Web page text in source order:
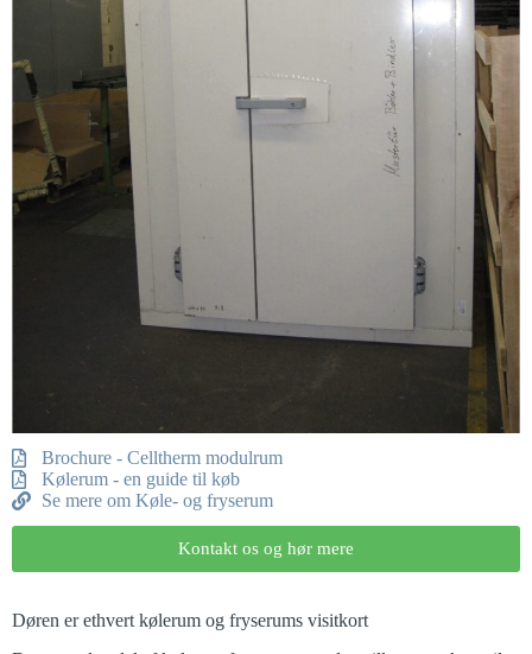
Brochure - Celltherm modulrum
Kølerum - en guide til køb
Se mere om Køle- og fryserum
Kontakt os og hør mere
Døren er ethvert kølerum og fryserums visitkort